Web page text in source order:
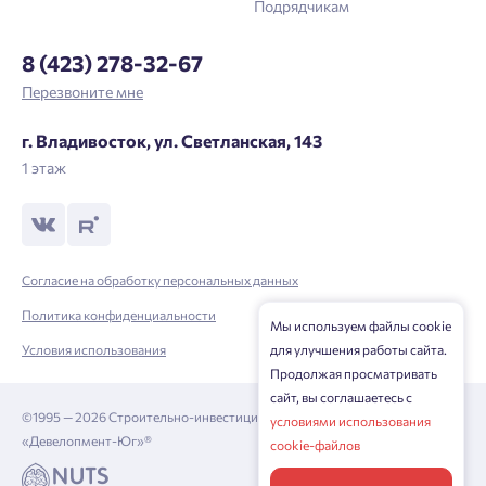
Подрядчикам
8 (423) 278-32-67
Перезвоните мне
г. Владивосток, ул. Светланская, 143
1 этаж
Согласие на обработку персональных данных
Политика конфиденциальности
Условия использования
©1995 — 2026 Строительно-инвестиционная корпорация
«Девелопмент-Юг»®
Мы используем файлы cookie
для улучшения работы сайта.
Продолжая просматривать
сайт, вы соглашаетесь с
условиями использования
cookie-файлов
Отправить